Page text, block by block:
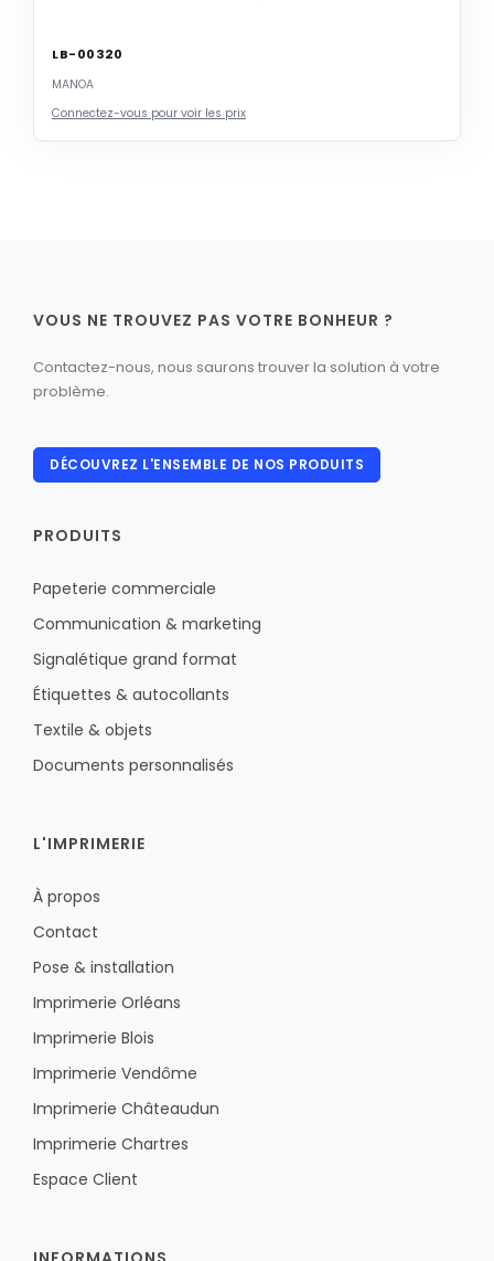
LB-00320
MANOA
Connectez-vous pour voir les prix
VOUS NE TROUVEZ PAS VOTRE BONHEUR ?
Contactez-nous, nous saurons trouver la solution à votre
problème.
DÉCOUVREZ L'ENSEMBLE DE NOS PRODUITS
PRODUITS
Papeterie commerciale
Communication & marketing
Signalétique grand format
Étiquettes & autocollants
Textile & objets
Documents personnalisés
L'IMPRIMERIE
À propos
Contact
Pose & installation
Imprimerie Orléans
Imprimerie Blois
Imprimerie Vendôme
Imprimerie Châteaudun
Imprimerie Chartres
Espace Client